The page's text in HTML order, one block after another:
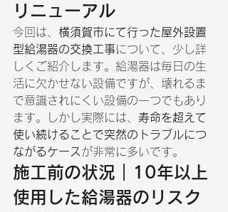
リニューアル
今回は、 横須賀市にて行った屋外設置
型給湯器の交換工事について、少し詳
しくご紹介します。給湯器は毎日の生
活に欠かせない設備ですが、壊れるま
で意識されにくい設備の一つでもあり
ます。しかし実際には、 寿命を超えて
使い続けることで突然のトラブルにつ
ながるケース が非常に多いです。
施工前の状況｜10年以上
使用した給湯器のリスク